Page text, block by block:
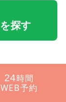
探す
24時間
WEB予約